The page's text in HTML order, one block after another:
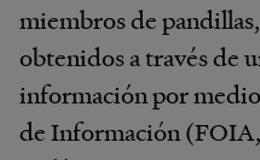
miembros de
obtenidos a través de
información por
de Información (FOIA,